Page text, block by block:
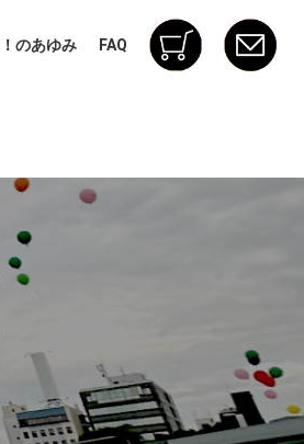
のあゆみ FAQ